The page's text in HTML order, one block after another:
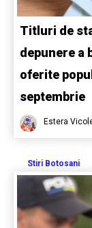
Titluri de
depunere a
oferite
septembrie
Estera
Stiri Botosani